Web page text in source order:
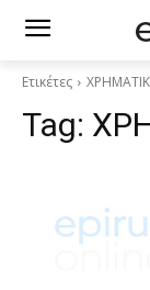
Ετικέτες
Tag: